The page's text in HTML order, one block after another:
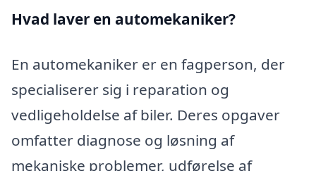
Hvad laver en automekaniker?
En automekaniker er en fagperson, der
specialiserer sig i reparation og
vedligeholdelse af biler. Deres opgaver
omfatter diagnose og løsning af
mekaniske problemer, udførelse af